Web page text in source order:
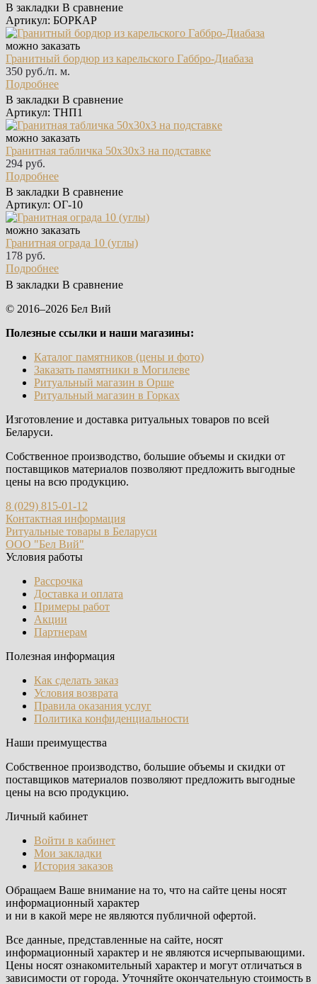
В закладки В сравнение
Артикул: БОРКАР
можно заказать
Гранитный бордюр из карельского Габбро‑Диабаза
350 руб./п. м.
Подробнее
В закладки В сравнение
Артикул: ТНП1
можно заказать
Гранитная табличка 50х30х3 на подставке
294 руб.
Подробнее
В закладки В сравнение
Артикул: ОГ-10
можно заказать
Гранитная ограда 10 (углы)
178 руб.
Подробнее
В закладки В сравнение
© 2016–2026 Бел Вий
Полезные ссылки и наши магазины:
Каталог памятников (цены и фото)
Заказать памятники в Могилеве
Ритуальный магазин в Орше
Ритуальный магазин в Горках
Изготовление и доставка ритуальных товаров по всей
Беларуси.
Собственное производство, большие объемы и скидки от
поставщиков материалов позволяют предложить выгодные
цены на всю продукцию.
8 (029) 815-01-12
Контактная информация
Ритуальные товары в Беларуси
ООО "Бел Вий"
Условия работы
Рассрочка
Доставка и оплата
Примеры работ
Акции
Партнерам
Полезная информация
Как сделать заказ
Условия возврата
Правила оказания услуг
Политика конфиденциальности
Наши преимущества
Собственное производство, большие объемы и скидки от
поставщиков материалов позволяют предложить выгодные
цены на всю продукцию.
Личный кабинет
Войти в кабинет
Мои закладки
История заказов
Обращаем Ваше внимание на то, что на сайте цены носят
информационный характер
и ни в какой мере не являются публичной офертой.
Все данные, представленные на сайте, носят
информационный характер и не являются исчерпывающими.
Цены носят ознакомительный характер и могут отличаться в
зависимости от города. Уточняйте окончательную стоимость в